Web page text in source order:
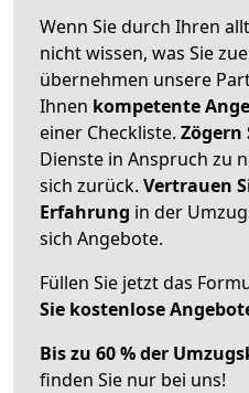
Wenn Sie durch Ihren
nicht wissen, was Sie
übernehmen unsere
Ihnen kompetente
einer Checkliste. Zögern
Dienste in Anspruch zu
sich zurück. Vertrauen
Erfahrung in der
sich Angebote.
Füllen Sie jetzt das
Sie kostenlose
Bis zu 60 % der
finden Sie nur bei uns!